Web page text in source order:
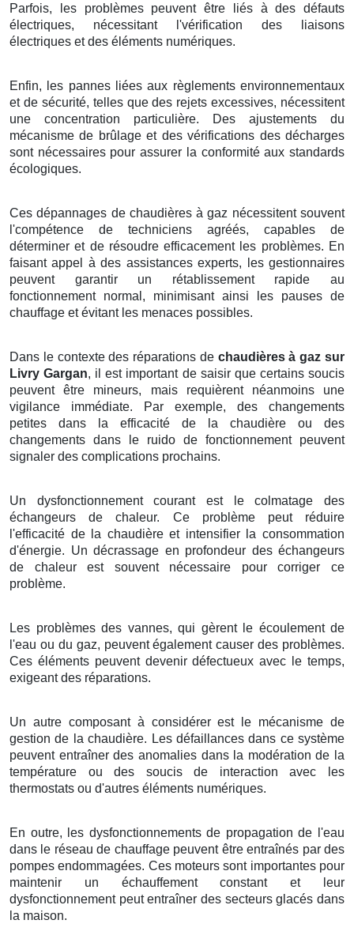
Parfois, les problèmes peuvent être liés à des défauts
électriques, nécessitant l'vérification des liaisons
électriques et des éléments numériques.
Enfin, les pannes liées aux règlements environnementaux
et de sécurité, telles que des rejets excessives, nécessitent
une concentration particulière. Des ajustements du
mécanisme de brûlage et des vérifications des décharges
sont nécessaires pour assurer la conformité aux standards
écologiques.
Ces dépannages de chaudières à gaz nécessitent souvent
l'compétence de techniciens agréés, capables de
déterminer et de résoudre efficacement les problèmes. En
faisant appel à des assistances experts, les gestionnaires
peuvent garantir un rétablissement rapide au
fonctionnement normal, minimisant ainsi les pauses de
chauffage et évitant les menaces possibles.
Dans le contexte des réparations de chaudières à gaz sur
Livry Gargan, il est important de saisir que certains soucis
peuvent être mineurs, mais requièrent néanmoins une
vigilance immédiate. Par exemple, des changements
petites dans la efficacité de la chaudière ou des
changements dans le ruido de fonctionnement peuvent
signaler des complications prochains.
Un dysfonctionnement courant est le colmatage des
échangeurs de chaleur. Ce problème peut réduire
l'efficacité de la chaudière et intensifier la consommation
d'énergie. Un décrassage en profondeur des échangeurs
de chaleur est souvent nécessaire pour corriger ce
problème.
Les problèmes des vannes, qui gèrent le écoulement de
l'eau ou du gaz, peuvent également causer des problèmes.
Ces éléments peuvent devenir défectueux avec le temps,
exigeant des réparations.
Un autre composant à considérer est le mécanisme de
gestion de la chaudière. Les défaillances dans ce système
peuvent entraîner des anomalies dans la modération de la
température ou des soucis de interaction avec les
thermostats ou d'autres éléments numériques.
En outre, les dysfonctionnements de propagation de l'eau
dans le réseau de chauffage peuvent être entraînés par des
pompes endommagées. Ces moteurs sont importantes pour
maintenir un échauffement constant et leur
dysfonctionnement peut entraîner des secteurs glacés dans
la maison.